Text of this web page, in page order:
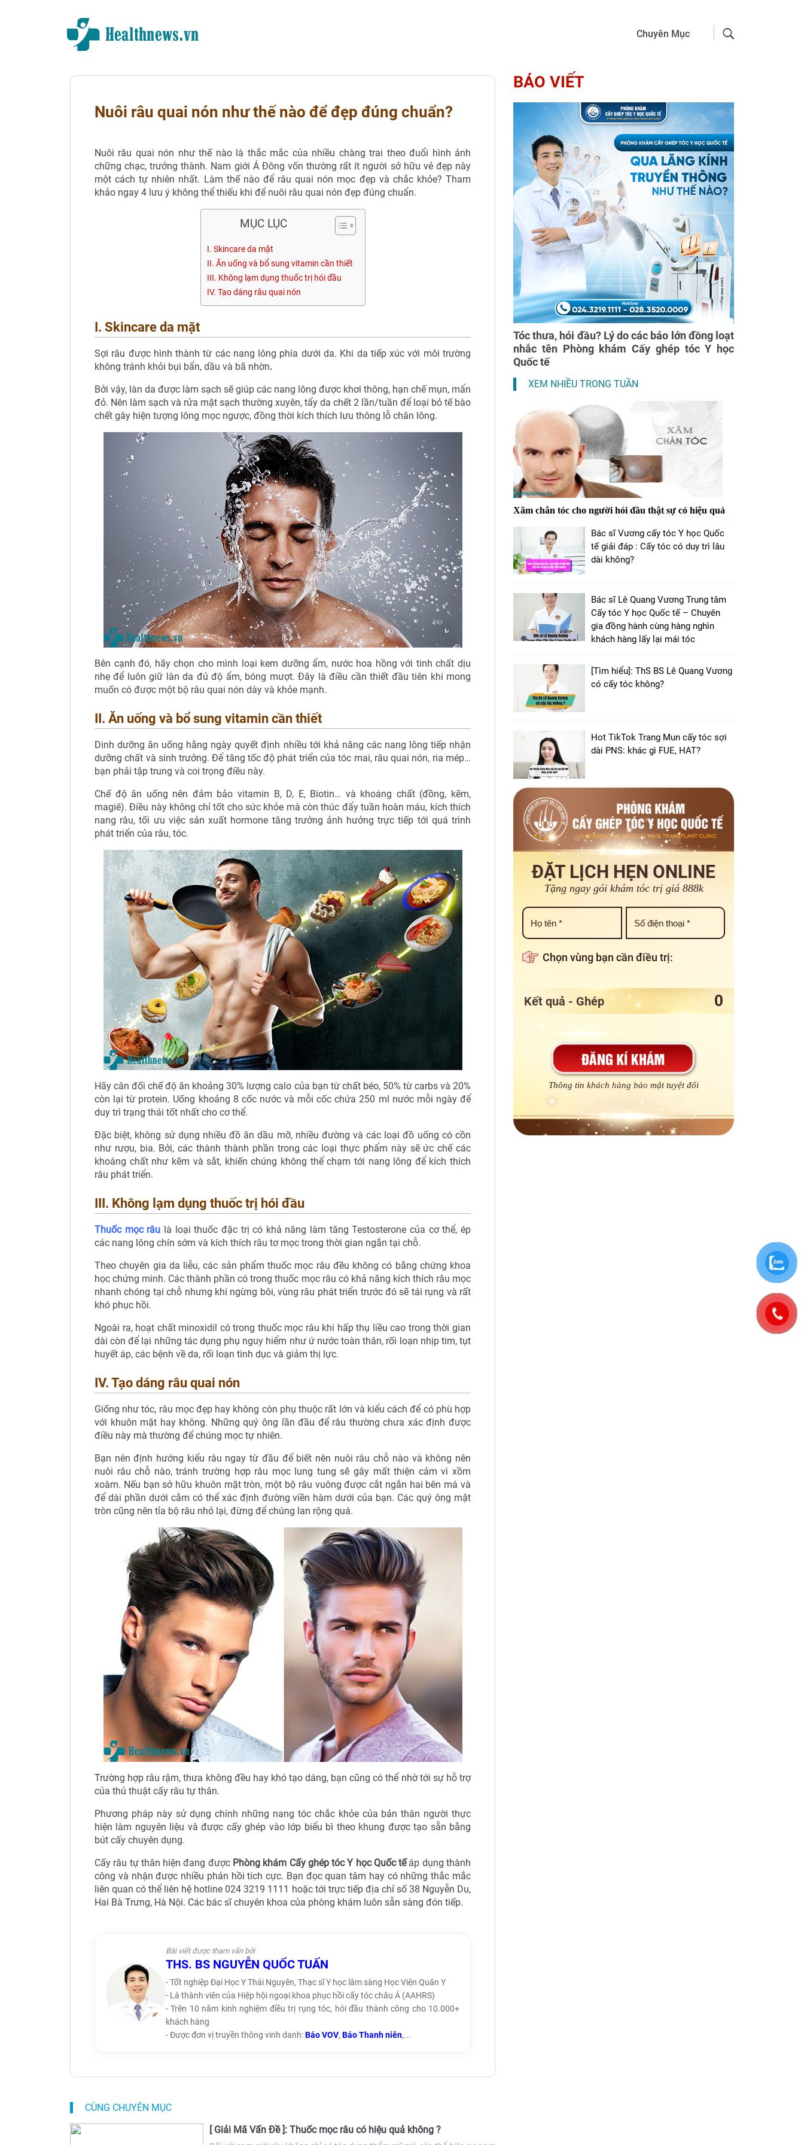
Chuyên Mục
Nuôi râu quai nón như thế nào để đẹp đúng chuẩn?
Nuôi râu quai nón như thế nào là thắc mắc của nhiều chàng trai theo đuổi hình ảnh
chững chạc, trưởng thành. Nam giới Á Đông vốn thường rất ít người sở hữu vẻ đẹp này
một cách tự nhiên nhất. Làm thế nào để râu quai nón mọc đẹp và chắc khỏe? Tham
khảo ngay 4 lưu ý không thể thiếu khi để nuôi râu quai nón đẹp đúng chuẩn.
MỤC LỤC
I. Skincare da mặt
II. Ăn uống và bổ sung vitamin cần thiết
III. Không lạm dụng thuốc trị hói đầu
IV. Tạo dáng râu quai nón
I. Skincare da mặt
Sợi râu được hình thành từ các nang lông phía dưới da. Khi da tiếp xúc với môi trường
không tránh khỏi bụi bẩn, dầu và bã nhờn.
Bởi vậy, làn da được làm sạch sẽ giúp các nang lông được khơi thông, hạn chế mụn, mẩn
đỏ. Nên làm sạch và rửa mặt sạch thường xuyên, tẩy da chết 2 lần/tuần để loại bỏ tế bào
chết gây hiện tượng lông mọc ngược, đồng thời kích thích lưu thông lỗ chân lông.
Bên cạnh đó, hãy chọn cho mình loại kem dưỡng ẩm, nước hoa hồng với tinh chất dịu
nhẹ để luôn giữ làn da đủ độ ẩm, bóng mượt. Đây là điều cần thiết đầu tiên khi mong
muốn có được một bộ râu quai nón dày và khỏe mạnh.
II. Ăn uống và bổ sung vitamin cần thiết
Dinh dưỡng ăn uống hằng ngày quyết định nhiều tới khả năng các nang lông tiếp nhận
dưỡng chất và sinh trưởng. Để tăng tốc độ phát triển của tóc mai, râu quai nón, ria mép…
bạn phải tập trung và coi trọng điều này.
Chế độ ăn uống nên đảm bảo vitamin B, D, E, Biotin… và khoáng chất (đồng, kẽm,
magiê). Điều này không chỉ tốt cho sức khỏe mà còn thúc đẩy tuần hoàn máu, kích thích
nang râu, tối ưu việc sản xuất hormone tăng trưởng ảnh hưởng trực tiếp tới quá trình
phát triển của râu, tóc.
Hãy cân đối chế độ ăn khoảng 30% lượng calo của bạn từ chất béo, 50% từ carbs và 20%
còn lại từ protein. Uống khoảng 8 cốc nước và mỗi cốc chứa 250 ml nước mỗi ngày để
duy trì trạng thái tốt nhất cho cơ thể.
Đặc biệt, không sử dụng nhiều đồ ăn dầu mỡ, nhiều đường và các loại đồ uống có cồn
như rượu, bia. Bởi, các thành thành phần trong các loại thực phẩm này sẽ ức chế các
khoáng chất như kẽm và sắt, khiến chúng không thể chạm tới nang lông để kích thích
râu phát triển.
III. Không lạm dụng thuốc trị hói đầu
Thuốc mọc râu là loại thuốc đặc trị có khả năng làm tăng Testosterone của cơ thể, ép
các nang lông chín sớm và kích thích râu tơ mọc trong thời gian ngắn tại chỗ.
Theo chuyên gia da liễu, các sản phẩm thuốc mọc râu đều không có bằng chứng khoa
học chứng minh. Các thành phần có trong thuốc mọc râu có khả năng kích thích râu mọc
nhanh chóng tại chỗ nhưng khi ngừng bôi, vùng râu phát triển trước đó sẽ tái rụng và rất
khó phục hồi.
Ngoài ra, hoạt chất minoxidil có trong thuốc mọc râu khi hấp thụ liều cao trong thời gian
dài còn để lại những tác dụng phụ nguy hiểm như ứ nước toàn thân, rối loạn nhịp tim, tụt
huyết áp, các bệnh về da, rối loạn tình dục và giảm thị lực.
IV. Tạo dáng râu quai nón
Giống như tóc, râu mọc đẹp hay không còn phụ thuộc rất lớn và kiểu cách để có phù hợp
với khuôn mặt hay không. Những quý ông lần đầu để râu thường chưa xác định được
điều này mà thường để chúng mọc tự nhiên.
Bạn nên định hướng kiểu râu ngay từ đầu để biết nên nuôi râu chỗ nào và không nên
nuôi râu chỗ nào, tránh trường hợp râu mọc lung tung sẽ gây mất thiện cảm vì xồm
xoàm. Nếu bạn sở hữu khuôn mặt tròn, một bộ râu vuông được cắt ngắn hai bên má và
để dài phần dưới cằm có thể xác định đường viền hàm dưới của bạn. Các quý ông mặt
tròn cũng nên tỉa bộ râu nhỏ lại, đừng để chúng lan rộng quá.
Trường hợp râu rậm, thưa không đều hay khó tạo dáng, bạn cũng có thể nhờ tới sự hỗ trợ
của thủ thuật cấy râu tự thân.
Phương pháp này sử dụng chính những nang tóc chắc khỏe của bản thân người thực
hiện làm nguyên liệu và được cấy ghép vào lớp biểu bì theo khung được tạo sẵn bằng
bút cấy chuyên dụng.
Cấy râu tự thân hiện đang đượcPhòng khám Cấy ghép tóc Y học Quốc tếáp dụng thành
công và nhận được nhiều phản hồi tích cực. Bạn đọc quan tâm hay có những thắc mắc
liên quan có thể liên hệ hotline 024 3219 1111 hoặc tới trực tiếp địa chỉ số 38 Nguyễn Du,
Hai Bà Trưng, Hà Nội. Các bác sĩ chuyên khoa của phòng khám luôn sẵn sàng đón tiếp.
Bài viết được tham vấn bởi
THS. BS NGUYỄN QUỐC TUẤN
- Tốt nghiệp Đại Học Y Thái Nguyên, Thạc sĩ Y học lâm sàng Học Viện Quân Y
- Là thành viên của Hiệp hội ngoại khoa phục hồi cấy tóc châu Á (AAHRS)
- Trên 10 năm kinh nghiệm điều trị rụng tóc, hói đầu thành công cho 10.000+
khách hàng
- Được đơn vị truyền thông vinh danh:Báo VOV, Báo Thanh niên,...
CÙNG CHUYÊN MỤC
[ Giải Mã Vấn Đề ]: Thuốc mọc râu có hiệu quả không ?
BÁO VIẾT
Tóc thưa, hói đầu? Lý do các báo lớn đồng loạt
nhắc tên Phòng khám Cấy ghép tóc Y học
Quốc tế
XEM NHIỀU TRONG TUẦN
Xăm chân tóc cho người hói đầu thật sự có hiệu quả
Bác sĩ Vương cấy tóc Y học Quốc
tế giải đáp : Cấy tóc có duy trì lâu
dài không?
Bác sĩ Lê Quang Vương Trung tâm
Cấy tóc Y học Quốc tế – Chuyên
gia đồng hành cùng hàng nghìn
khách hàng lấy lại mái tóc
[Tìm hiểu]: ThS BS Lê Quang Vương
có cấy tóc không?
Hot TikTok Trang Mun cấy tóc sợi
dài PNS: khác gì FUE, HAT?
ĐẶT LỊCH HẸN ONLINE
Tặng ngay gói khám tóc trị giá 888k
Chọn vùng bạn cần điều trị:
Kết quả - Ghép
Thông tin khách hàng bảo mật tuyệt đối